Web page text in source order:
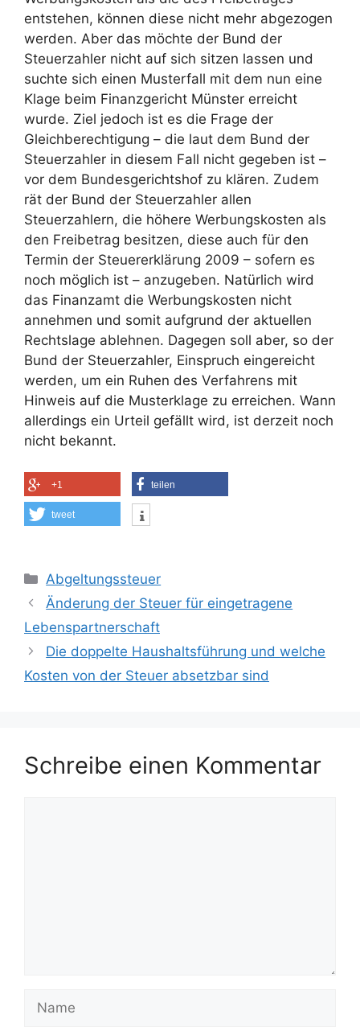
entstehen, können diese nicht mehr abgezogen
werden. Aber das möchte der Bund der
Steuerzahler nicht auf sich sitzen lassen und
suchte sich einen Musterfall mit dem nun eine
Klage beim Finanzgericht Münster erreicht
wurde. Ziel jedoch ist es die Frage der
Gleichberechtigung – die laut dem Bund der
Steuerzahler in diesem Fall nicht gegeben ist –
vor dem Bundesgerichtshof zu klären. Zudem
rät der Bund der Steuerzahler allen
Steuerzahlern, die höhere Werbungskosten als
den Freibetrag besitzen, diese auch für den
Termin der Steuererklärung 2009 – sofern es
noch möglich ist – anzugeben. Natürlich wird
das Finanzamt die Werbungskosten nicht
annehmen und somit aufgrund der aktuellen
Rechtslage ablehnen. Dagegen soll aber, so der
Bund der Steuerzahler, Einspruch eingereicht
werden, um ein Ruhen des Verfahrens mit
Hinweis auf die Musterklage zu erreichen. Wann
allerdings ein Urteil gefällt wird, ist derzeit noch
nicht bekannt.
+1 teilen
tweet
Kategorien
Abgeltungssteuer
Änderung der Steuer für eingetragene
Lebenspartnerschaft
Die doppelte Haushaltsführung und welche
Kosten von der Steuer absetzbar sind
Schreibe einen Kommentar